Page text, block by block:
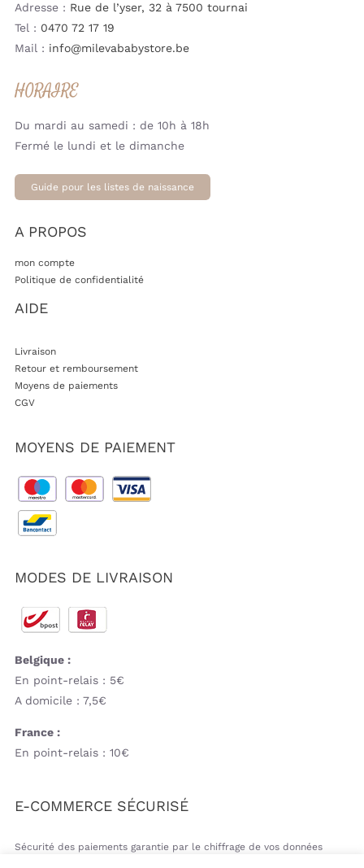
Adresse : Rue de l’yser, 32 à 7500 tournai
Tel : 0470 72 17 19
Mail : info@milevababystore.be
HORAIRE
Du mardi au samedi : de 10h à 18h
Fermé le lundi et le dimanche
Guide pour les listes de naissance
A PROPOS
mon compte
Politique de confidentialité
AIDE
Livraison
Retour et remboursement
Moyens de paiements
CGV
MOYENS DE PAIEMENT
MODES DE LIVRAISON
Belgique :
En point-relais : 5€
A domicile : 7,5€
France :
En point-relais : 10€
E-COMMERCE SÉCURISÉ
Sécurité des paiements garantie par le chiffrage de vos données